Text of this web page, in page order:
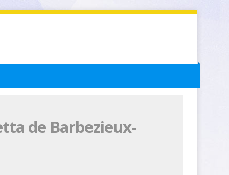
de Barbezieux-